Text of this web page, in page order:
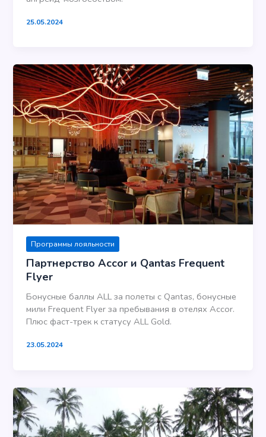
25.05.2024
Программы лояльности
Партнерство Accor и Qantas Frequent
Flyer
Бонусные баллы ALL за полеты с Qantas, бонусные
мили Frequent Flyer за пребывания в отелях Accor.
Плюс фаст-трек к статусу ALL Gold.
23.05.2024